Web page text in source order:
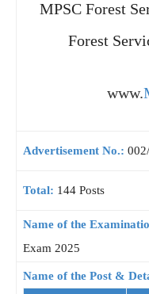
MPSC Forest
Forest
www.
Advertisement No.:
Total: 144 Posts
Name of the
Exam 2025
Name of the Post &